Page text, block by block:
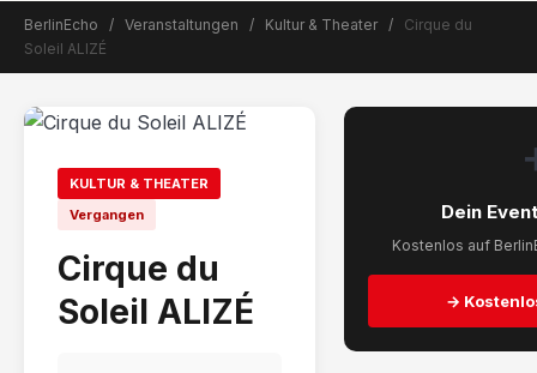
BerlinEcho / Veranstaltungen / Kultur & Theater /
Cirque du
Soleil ALIZÉ
KULTUR & THEATER
Vergangen
Cirque du
Soleil ALIZÉ
Dein
Kostenlos auf
→